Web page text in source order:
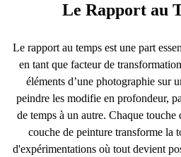
Le Rapport au
Le rapport au temps est une part
en tant que facteur de
éléments d’une photographie sur
peindre les modifie en profondeur,
de temps à un autre. Chaque touche
couche de peinture transforme la
d'expérimentations où tout devient